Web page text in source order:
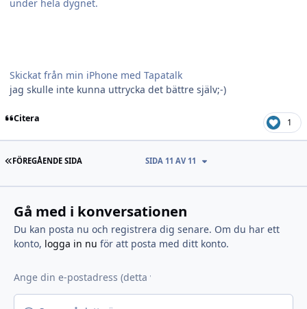
under hela dygnet.
Skickat från min iPhone med Tapatalk
jag skulle inte kunna uttrycka det bättre själv;-)
Citera 1
FÖRSTA SIDAN
FÖREGÅENDE SIDA SIDA 11 AV 11
Gå med i konversationen
Du kan posta nu och registrera dig senare. Om du har ett
konto, logga in nu för att posta med ditt konto.